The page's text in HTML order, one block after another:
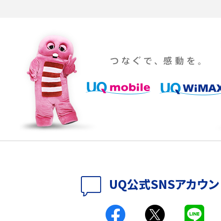
・変更方法を解説！
認方法を解説
方法や空き容量が
ASMRとは？意味や動画の種類、楽しみ方を紹介
インスタグラムとは？登録や投稿の方法、基本機
をわかりやすく解説
パケット通信料とは？どのようなサービスがある
UQ公式SNSアカウン